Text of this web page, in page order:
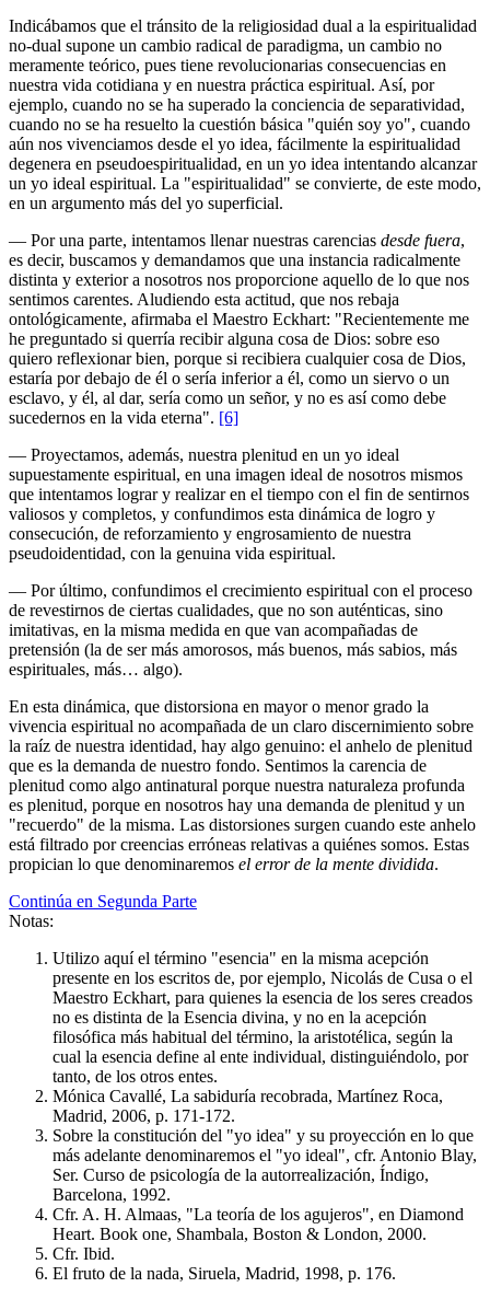
Indicábamos que el tránsito de la religiosidad dual a la espiritualidad
no-dual supone un cambio radical de paradigma, un cambio no
meramente teórico, pues tiene revolucionarias consecuencias en
nuestra vida cotidiana y en nuestra práctica espiritual. Así, por
ejemplo, cuando no se ha superado la conciencia de separatividad,
cuando no se ha resuelto la cuestión básica "quién soy yo", cuando
aún nos vivenciamos desde el yo idea, fácilmente la espiritualidad
degenera en pseudoespiritualidad, en un yo idea intentando alcanzar
un yo ideal espiritual. La "espiritualidad" se convierte, de este modo,
en un argumento más del yo superficial.
― Por una parte, intentamos llenar nuestras carencias desde fuera,
es decir, buscamos y demandamos que una instancia radicalmente
distinta y exterior a nosotros nos proporcione aquello de lo que nos
sentimos carentes. Aludiendo esta actitud, que nos rebaja
ontológicamente, afirmaba el Maestro Eckhart: "Recientemente me
he preguntado si querría recibir alguna cosa de Dios: sobre eso
quiero reflexionar bien, porque si recibiera cualquier cosa de Dios,
estaría por debajo de él o sería inferior a él, como un siervo o un
esclavo, y él, al dar, sería como un señor, y no es así como debe
sucedernos en la vida eterna". [6]
― Proyectamos, además, nuestra plenitud en un yo ideal
supuestamente espiritual, en una imagen ideal de nosotros mismos
que intentamos lograr y realizar en el tiempo con el fin de sentirnos
valiosos y completos, y confundimos esta dinámica de logro y
consecución, de reforzamiento y engrosamiento de nuestra
pseudoidentidad, con la genuina vida espiritual.
― Por último, confundimos el crecimiento espiritual con el proceso
de revestirnos de ciertas cualidades, que no son auténticas, sino
imitativas, en la misma medida en que van acompañadas de
pretensión (la de ser más amorosos, más buenos, más sabios, más
espirituales, más… algo).
En esta dinámica, que distorsiona en mayor o menor grado la
vivencia espiritual no acompañada de un claro discernimiento sobre
la raíz de nuestra identidad, hay algo genuino: el anhelo de plenitud
que es la demanda de nuestro fondo. Sentimos la carencia de
plenitud como algo antinatural porque nuestra naturaleza profunda
es plenitud, porque en nosotros hay una demanda de plenitud y un
"recuerdo" de la misma. Las distorsiones surgen cuando este anhelo
está filtrado por creencias erróneas relativas a quiénes somos. Estas
propician lo que denominaremos el error de la mente dividida.
Continúa en Segunda Parte
Notas:
Utilizo aquí el término "esencia" en la misma acepción
presente en los escritos de, por ejemplo, Nicolás de Cusa o el
Maestro Eckhart, para quienes la esencia de los seres creados
no es distinta de la Esencia divina, y no en la acepción
filosófica más habitual del término, la aristotélica, según la
cual la esencia define al ente individual, distinguiéndolo, por
tanto, de los otros entes.
Mónica Cavallé, La sabiduría recobrada, Martínez Roca,
Madrid, 2006, p. 171-172.
Sobre la constitución del "yo idea" y su proyección en lo que
más adelante denominaremos el "yo ideal", cfr. Antonio Blay,
Ser. Curso de psicología de la autorrealización, Índigo,
Barcelona, 1992.
Cfr. A. H. Almaas, "La teoría de los agujeros", en Diamond
Heart. Book one, Shambala, Boston & London, 2000.
Cfr. Ibid.
El fruto de la nada, Siruela, Madrid, 1998, p. 176.